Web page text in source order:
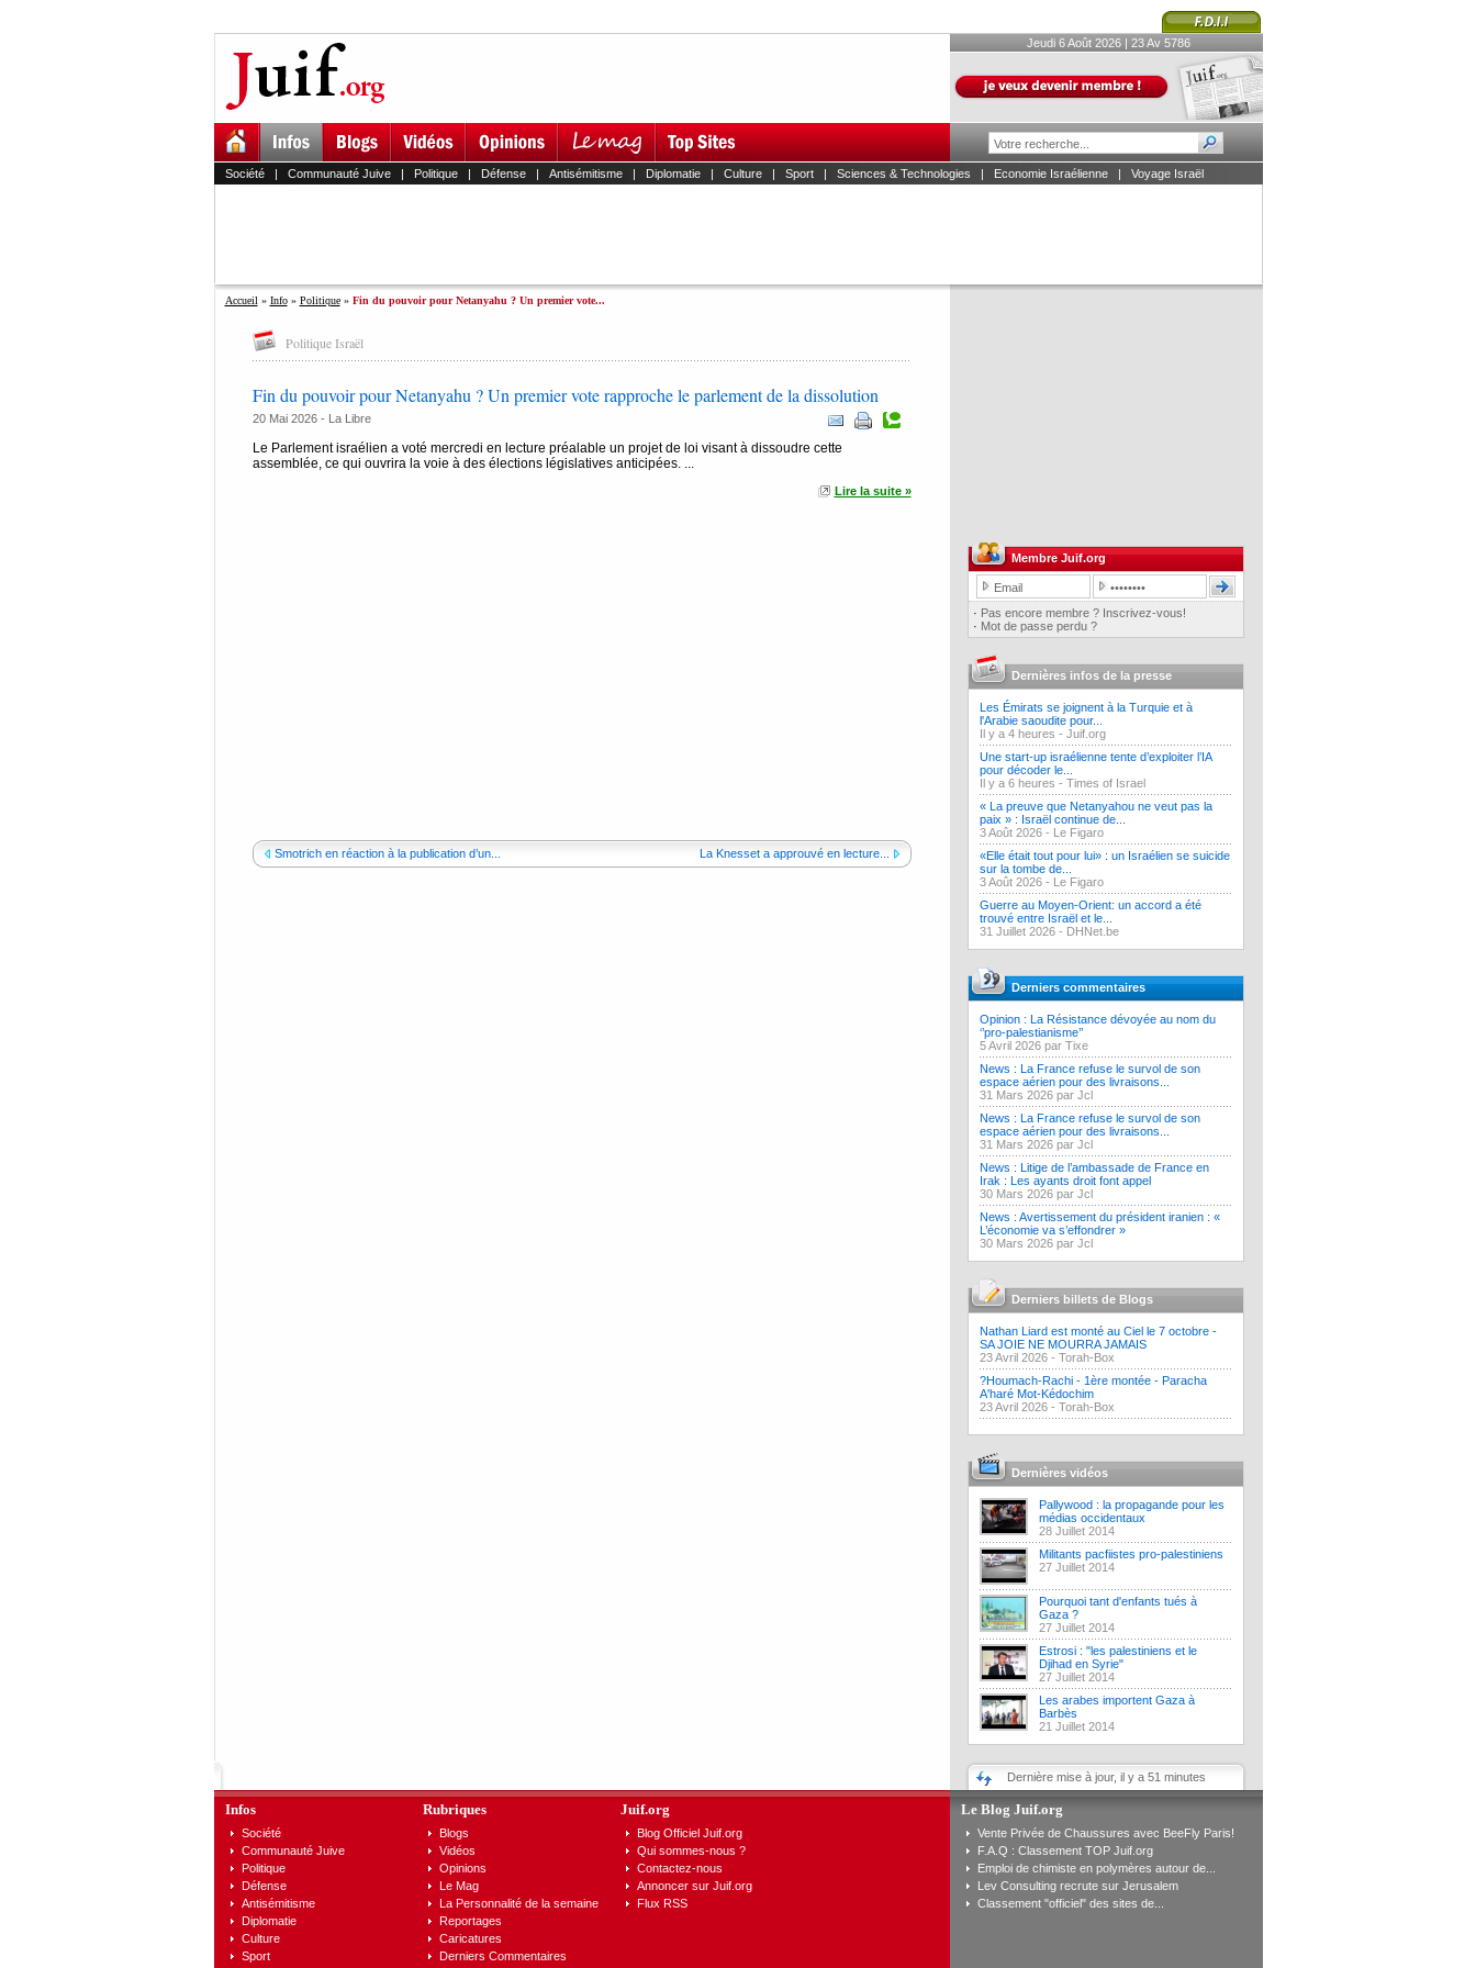
Jeudi 6 Août 2026 | 23 Av 5786
Société| Communauté Juive| Politique| Défense| Antisémitisme| Diplomatie| Culture| Sport| Sciences & Technologies | Economie Israélienne| Voyage Israël
Accueil » Info» Politique» Fin du pouvoir pour Netanyahu ? Un premier vote...
Politique Israël
Fin du pouvoir pour Netanyahu ? Un premier vote rapproche le parlement de la dissolution
20 Mai 2026 - La Libre
Le Parlement israélien a voté mercredi en lecture préalable un projet de loi visant à dissoudre cette
assemblée, ce qui ouvrira la voie à des élections législatives anticipées. ...
Lire la suite »
Smotrich en réaction à la publication d’un... La Knesset a approuvé en lecture...
Membre Juif.org
· Pas encore membre ? Inscrivez-vous!
· Mot de passe perdu ?
Dernières infos de la presse
Les Émirats se joignent à la Turquie et à
l'Arabie saoudite pour...
Il y a 4 heures - Juif.org
Une start-up israélienne tente d’exploiter l’IA
pour décoder le...
Il y a 6 heures - Times of Israel
« La preuve que Netanyahou ne veut pas la
paix » : Israël continue de...
3 Août 2026 - Le Figaro
«Elle était tout pour lui» : un Israélien se suicide
sur la tombe de...
3 Août 2026 - Le Figaro
Guerre au Moyen-Orient: un accord a été
trouvé entre Israël et le...
31 Juillet 2026 - DHNet.be
Derniers commentaires
Opinion : La Résistance dévoyée au nom du
‘’pro-palestianisme’’
5 Avril 2026 par Tixe
News : La France refuse le survol de son
espace aérien pour des livraisons...
31 Mars 2026 par Jcl
News : La France refuse le survol de son
espace aérien pour des livraisons...
31 Mars 2026 par Jcl
News : Litige de l’ambassade de France en
Irak : Les ayants droit font appel
30 Mars 2026 par Jcl
News : Avertissement du président iranien : «
L’économie va s’effondrer »
30 Mars 2026 par Jcl
Derniers billets de Blogs
Nathan Liard est monté au Ciel le 7 octobre -
SA JOIE NE MOURRA JAMAIS
23 Avril 2026 - Torah-Box
?Houmach-Rachi - 1ère montée - Paracha
A'haré Mot-Kédochim
23 Avril 2026 - Torah-Box
Dernières vidéos
Pallywood : la propagande pour les
médias occidentaux
28 Juillet 2014
Militants pacfiistes pro-palestiniens
27 Juillet 2014
Pourquoi tant d'enfants tués à
Gaza ?
27 Juillet 2014
Estrosi : "les palestiniens et le
Djihad en Syrie"
27 Juillet 2014
Les arabes importent Gaza à
Barbès
21 Juillet 2014
Dernière mise à jour, il y a 51 minutes
Infos
Société
Communauté Juive
Politique
Défense
Antisémitisme
Diplomatie
Culture
Sport
Rubriques
Blogs
Vidéos
Opinions
Le Mag
La Personnalité de la semaine
Reportages
Caricatures
Derniers Commentaires
Juif.org
Blog Officiel Juif.org
Qui sommes-nous ?
Contactez-nous
Annoncer sur Juif.org
Flux RSS
Le Blog Juif.org
Vente Privée de Chaussures avec BeeFly Paris!
F.A.Q : Classement TOP Juif.org
Emploi de chimiste en polymères autour de...
Lev Consulting recrute sur Jerusalem
Classement "officiel" des sites de...